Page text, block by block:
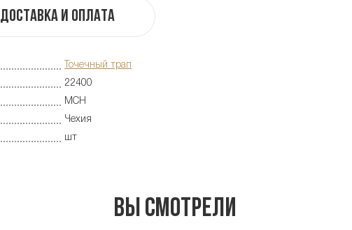
Доставка и оплата
Точечный трап
22400
MCH
Чехия
шт
Вы смотрели